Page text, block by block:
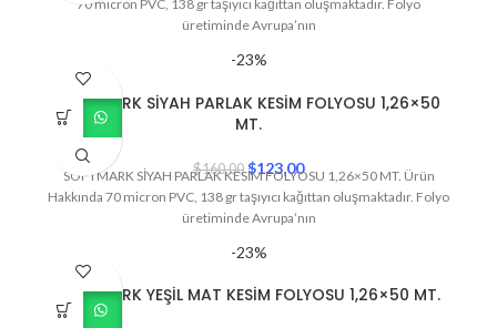
70 micron PVC, 138 gr taşıyıcı kağıttan oluşmaktadır. Folyo
üretiminde Avrupa’nın
-23%
SOFTMARK SİYAH PARLAK KESİM FOLYOSU 1,26×50
MT.
$160,00 $123,00
SOFTMARK SİYAH PARLAK KESİM FOLYOSU 1,26×50 MT. Ürün
Hakkında 70 micron PVC, 138 gr taşıyıcı kağıttan oluşmaktadır. Folyo
üretiminde Avrupa’nın
-23%
SOFTMARK YEŞİL MAT KESİM FOLYOSU 1,26×50 MT.